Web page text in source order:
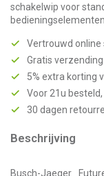
schakelwip voor
Vertrouwd online
Gratis
5% extra korting
Voor 21u
30 dagen
Beschrijving
Busch-Jaeger